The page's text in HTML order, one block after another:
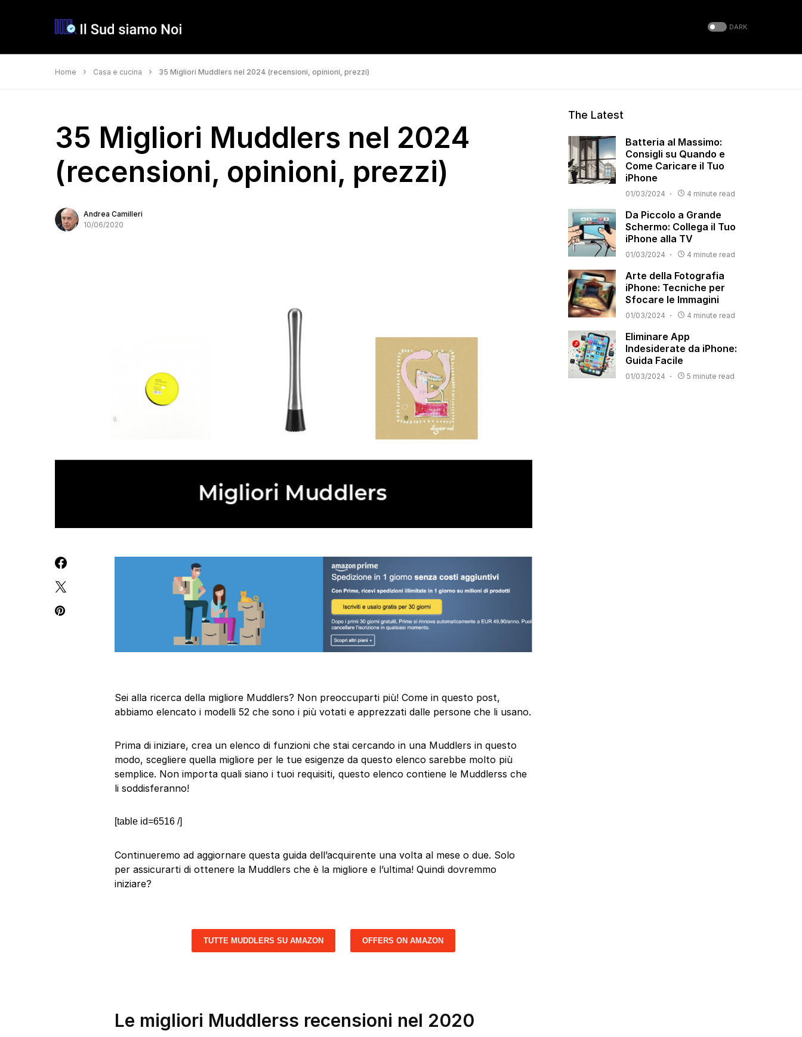
DARK
Home Casa e cucina 35 Migliori Muddlers nel 2024 (recensioni, opinioni, prezzi)
35 Migliori Muddlers nel 2024
(recensioni, opinioni, prezzi)
Andrea Camilleri
10/06/2020
Sei alla ricerca della migliore Muddlers? Non preoccuparti più! Come in questo post,
abbiamo elencato i modelli 52 che sono i più votati e apprezzati dalle persone che li usano.
Prima di iniziare, crea un elenco di funzioni che stai cercando in una Muddlers in questo
modo, scegliere quella migliore per le tue esigenze da questo elenco sarebbe molto più
semplice. Non importa quali siano i tuoi requisiti, questo elenco contiene le Muddlerss che
li soddisferanno!
[table id=6516 /]
Continueremo ad aggiornare questa guida dell’acquirente una volta al mese o due. Solo
per assicurarti di ottenere la Muddlers che è la migliore e l’ultima! Quindi dovremmo
iniziare?
TUTTE MUDDLERS SU AMAZON OFFERS ON AMAZON
Le migliori Muddlerss recensioni nel 2020
The Latest
Batteria al Massimo:
Consigli su Quando e
Come Caricare il Tuo
iPhone
01/03/2024 4 minute read
Da Piccolo a Grande
Schermo: Collega il Tuo
iPhone alla TV
01/03/2024 4 minute read
Arte della Fotografia
iPhone: Tecniche per
Sfocare le Immagini
01/03/2024 4 minute read
Eliminare App
Indesiderate da iPhone:
Guida Facile
01/03/2024 5 minute read